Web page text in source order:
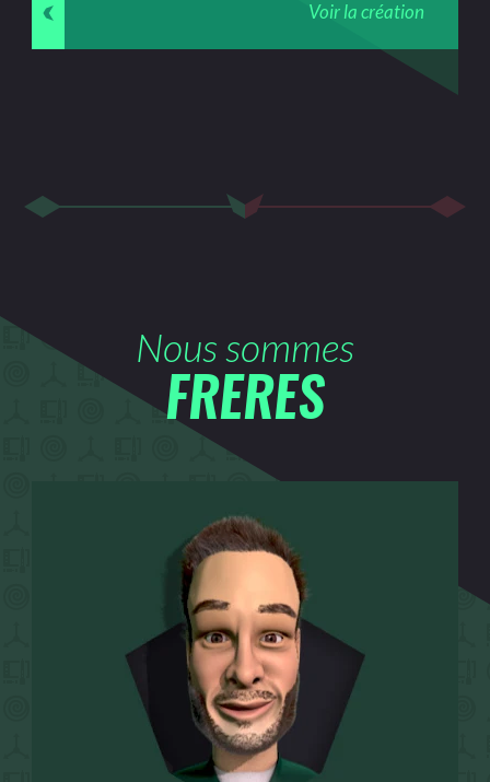
Voir la création
Nous sommes
FRERES